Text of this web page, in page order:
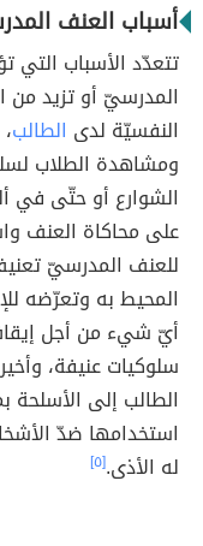
أسباب العنف
تتعدّد الأسباب
المدرسيّ أو تزيد من
النفسيّة لدى الطالب
ومشاهدة الطلاب
الشوارع أو حتّى في
على محاكاة العنف
للعنف المدرسيّ
المحيط به وتعرّضه
أيّ شيء من أجل
سلوكيات عنيفة،
الطالب إلى
استخدامها ضدّ
له الأذى.[٥]